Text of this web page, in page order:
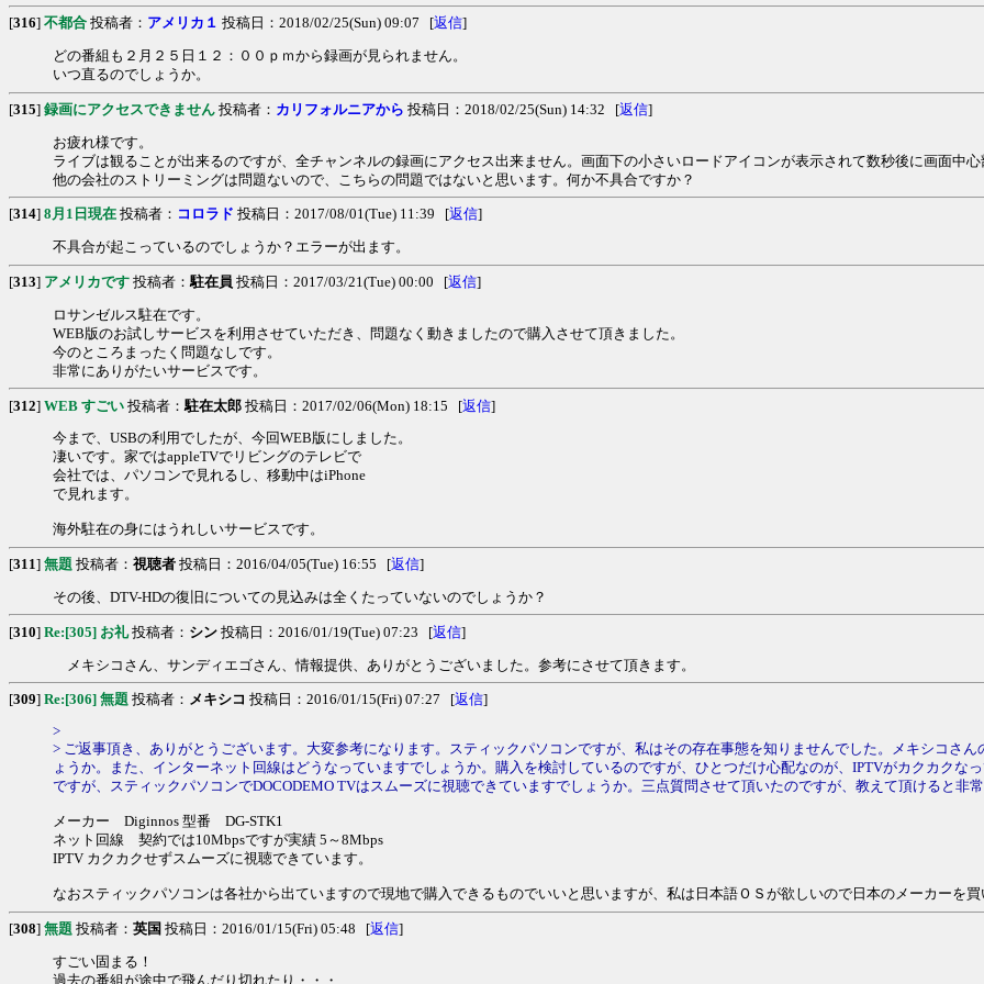
[316] 不都合 投稿者： アメリカ１ 投稿日：2018/02/25(Sun) 09:07 [返信]
どの番組も２月２５日１２：００ｐｍから録画が見られません。
いつ直るのでしょうか。
[315] 録画にアクセスできません 投稿者： カリフォルニアから 投稿日：2018/02/25(Sun) 14:32 [返信]
お疲れ様です。
ライブは観ることが出来るのですが、全チャンネルの録画にアクセス出来ません。画面下の小さいロードアイコンが表示されて数秒後に画面中心
他の会社のストリーミングは問題ないので、こちらの問題ではないと思います。何か不具合ですか？
[314] 8月1日現在 投稿者： コロラド 投稿日：2017/08/01(Tue) 11:39 [返信]
不具合が起こっているのでしょうか？エラーが出ます。
[313] アメリカです 投稿者：駐在員 投稿日：2017/03/21(Tue) 00:00 [返信]
ロサンゼルス駐在です。
WEB版のお試しサービスを利用させていただき、問題なく動きましたので購入させて頂きました。
今のところまったく問題なしです。
非常にありがたいサービスです。
[312] WEB すごい 投稿者： 駐在太郎 投稿日：2017/02/06(Mon) 18:15 [返信]
今まで、USBの利用でしたが、今回WEB版にしました。
凄いです。家ではappleTVでリビングのテレビで
会社では、パソコンで見れるし、移動中はiPhone
で見れます。
海外駐在の身にはうれしいサービスです。
[311] 無題 投稿者： 視聴者 投稿日：2016/04/05(Tue) 16:55 [返信]
その後、DTV-HDの復旧についての見込みは全くたっていないのでしょうか？
[310] Re:[305] お礼投稿者： シン 投稿日：2016/01/19(Tue) 07:23 [返信]
メキシコさん、サンディエゴさん、情報提供、ありがとうございました。参考にさせて頂きます。
[309] Re:[306] 無題 投稿者： メキシコ 投稿日：2016/01/15(Fri) 07:27 [返信]
>
> ご返事頂き、ありがとうございます。大変参考になります。スティックパソコンですが、私はその存在事態を知りませんでした。メキシコさ
ょうか。また、インターネット回線はどうなっていますでしょうか。購入を検討しているのですが、ひとつだけ心配なのが、IPTVがカクカクな
ですが、スティックパソコンでDOCODEMO TVはスムーズに視聴できていますでしょうか。三点質問させて頂いたのですが、教えて頂けると非常
メーカー Diginnos 型番 DG-STK1
ネット回線 契約では10Mbpsですが実績 5～8Mbps
IPTV カクカクせずスムーズに視聴できています。
なおスティックパソコンは各社から出ていますので現地で購入できるものでいいと思いますが、私は日本語ＯＳが欲しいので日本のメーカーを
[308] 無題 投稿者： 英国 投稿日：2016/01/15(Fri) 05:48 [返信]
すごい固まる！
過去の番組が途中で飛んだり切れたり・・・